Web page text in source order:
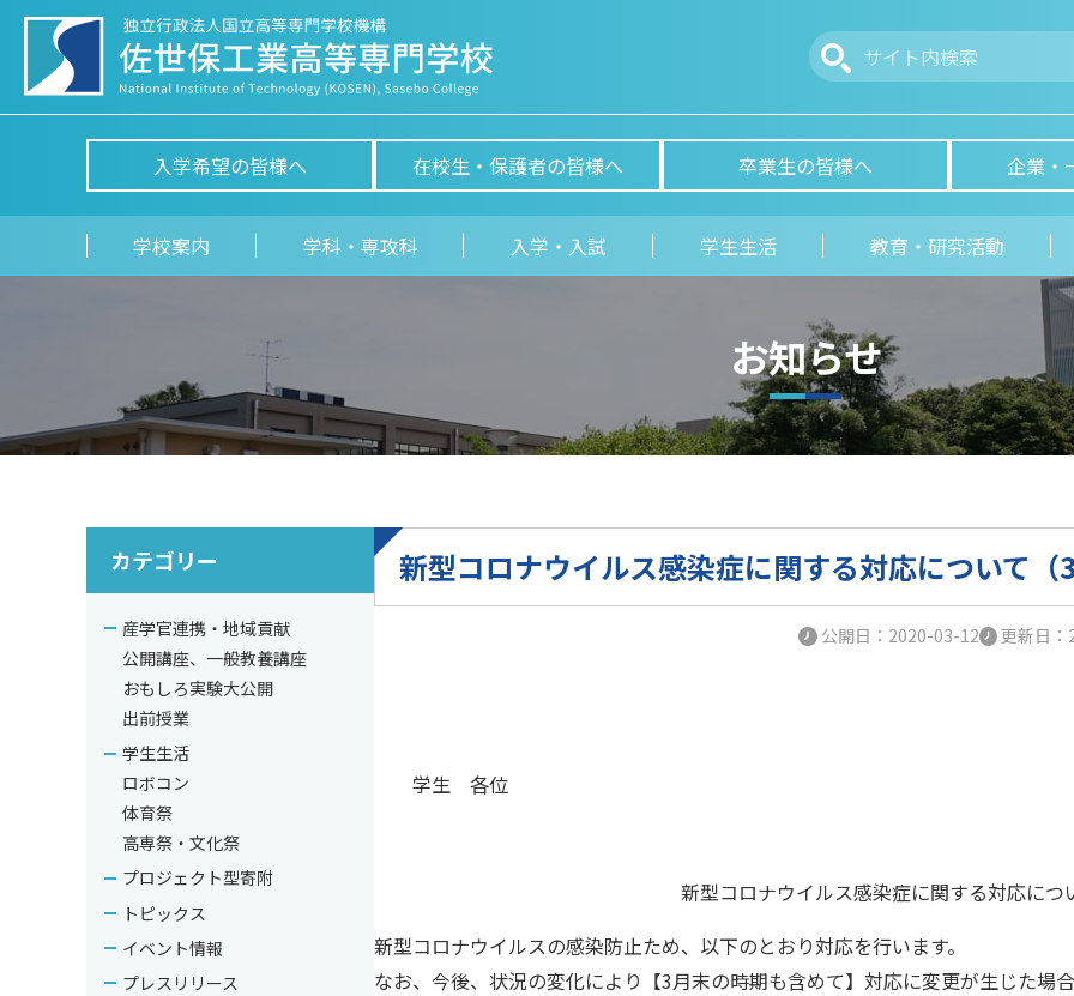
入学希望の皆様へ 在校生・保護者の皆様へ 卒業生の皆様へ 企業・
学校案内 学科・専攻科 入学・入試 学生生活 教育・研究活動
お知らせ
新型コロナウイルス感染症に関する対応について
公開日：2020-03-12 更新日
学生 各位
新型コロナウイルス感染症に関する対応につ
新型コロナウイルスの感染防止ため、以下のとおり対応を行います。
なお、今後、状況の変化により【3月末の時期も含めて】対応に変更が生じた場
カテゴリー
産学官連携・地域貢献
公開講座、一般教養講座
おもしろ実験大公開
出前授業
学生生活
ロボコン
体育祭
高専祭・文化祭
プロジェクト型寄附
トピックス
イベント情報
プレスリリース